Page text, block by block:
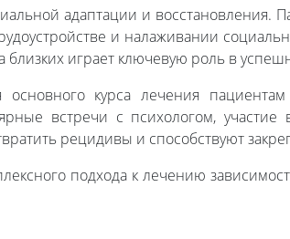
адаптации и восстановления.
и налаживании
близких играет ключевую роль в
курса лечения пациентам
встречи с психологом,
рецидивы и способствуют
подхода к лечению